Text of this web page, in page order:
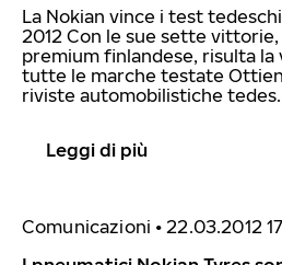
La Nokian vince i test
2012 Con le sue sette vittorie,
premium finlandese, risulta
tutte le marche testate
riviste automobilistiche
Leggi di più
Comunicazioni • 22.03.2012